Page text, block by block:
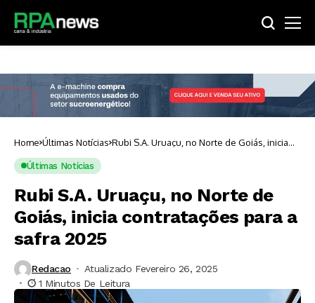
Home Últimas Notícias Rubi S.A. Uruaçu, no Norte de Goiás, inicia
contratações para a safra 2025
Últimas Notícias
Rubi S.A. Uruaçu, no Norte de
Goiás, inicia contratações para a
safra 2025
Redacao
Atualizado Fevereiro 26, 2025
1 Minutos De Leitura